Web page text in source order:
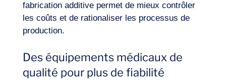
fabrication additive permet de mieux contrôler
les coûts et de rationaliser les processus de
production.
Des équipements médicaux de
qualité pour plus de fiabilité